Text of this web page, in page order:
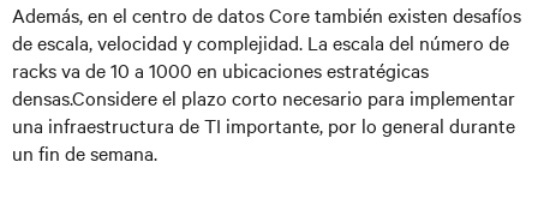
Además, en el centro de datos Core también existen desafíos
de escala, velocidad y complejidad. La escala del número de
racks va de 10 a 1000 en ubicaciones estratégicas
densas.Considere el plazo corto necesario para implementar
una infraestructura de TI importante, por lo general durante
un fin de semana.